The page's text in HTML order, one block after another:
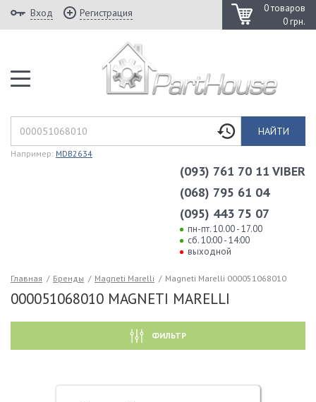
0 товаров
0 грн.
Вход Регистрация
НАЙТИ
Например: MDB2634
(093) 761 70 11 VIBER
(068) 795 61 04
(095) 443 75 07
пн-пт. 10.00 - 17.00
сб. 10:00 - 14:00
выходной
Главная / Бренды / Magneti Marelli / Magneti Marelli 000051068010
000051068010 MAGNETI MARELLI
ФИЛЬТР